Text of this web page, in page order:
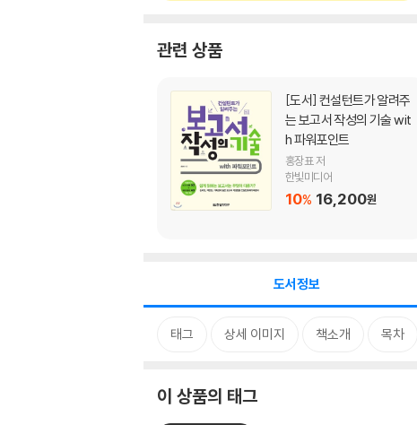
관련 상품
[도서]
는 보고서 작성의 기술 wit
h 파워포인트
홍장표 저
한빛미디어
10% 16,200원
도서정보
태그 상세 이미지 책소개 목차
이 상품의 태그